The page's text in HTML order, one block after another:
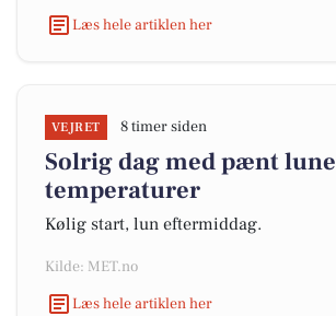
Læs hele artiklen her
VEJRET 8 timer siden
Solrig dag med pænt lune
temperaturer
Kølig start, lun eftermiddag.
Kilde: MET.no
Læs hele artiklen her